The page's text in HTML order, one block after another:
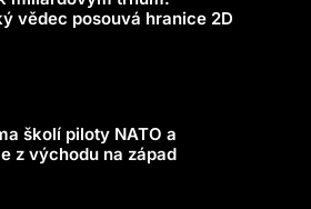
vědec posouvá hranice 2D
školí piloty NATO a
z východu na západ